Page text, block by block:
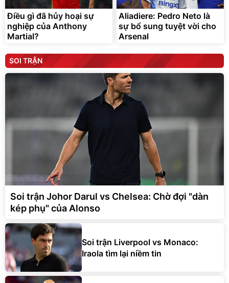
Điều gì đã hủy hoại sự
nghiệp của Anthony
Martial?
Aliadiere: Pedro Neto là
sự bổ sung tuyệt vời cho
Arsenal
SOI TRẬN
Soi trận Johor Darul vs Chelsea: Chờ đợi "dàn
kép phụ" của Alonso
Soi trận Liverpool vs Monaco:
Iraola tìm lại niềm tin